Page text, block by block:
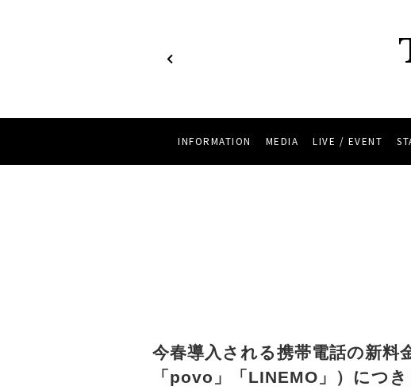
INFORMATION MEDIA LIVE / EVENT
今春導入される携帯電話の新料
「povo」「LINEMO」）につき